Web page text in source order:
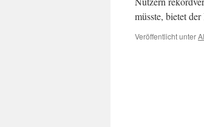
müsste, bietet
Veröffentlicht unter